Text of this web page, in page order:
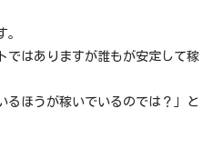
。
ではありますが誰もが安定して稼
るほうが稼いでいるのでは？」と